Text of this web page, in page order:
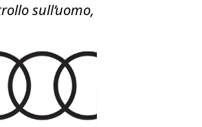
sull’uomo,